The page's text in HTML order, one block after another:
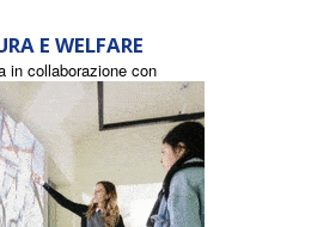
E WELFARE
in collaborazione con